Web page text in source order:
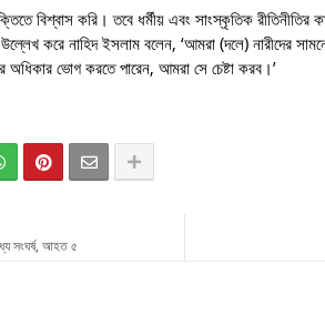
বিশ্বাস করি। তবে ধর্মীয় এবং সাংস্কৃতিক রীতিনীতির
করে নাহিদ ইসলাম বলেন, ‘আমরা (দলে) নারীদের
ভোগ করতে পারেন, আমরা সে চেষ্টা করব।’
সংঘর্ষ, আহত ৫